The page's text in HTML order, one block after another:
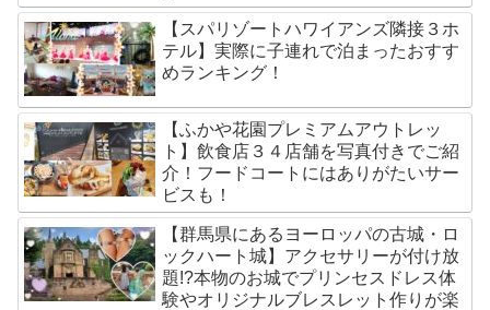
【スパリゾートハワイアンズ隣接３ホ
テル】実際に子連れで泊まったおすす
めランキング！
【ふかや花園プレミアムアウトレッ
ト】飲食店３４店舗を写真付きでご紹
介！フードコートにはありがたいサー
ビスも！
【群馬県にあるヨーロッパの古城・ロ
ックハート城】アクセサリーが付け放
題!?本物のお城でプリンセスドレス体
験やオリジナルブレスレット作りが楽